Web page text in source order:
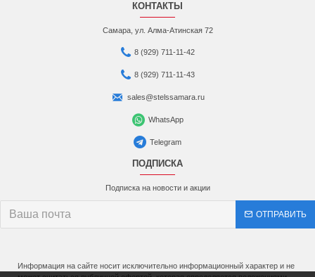
КОНТАКТЫ
Самара, ул. Алма-Атинская 72
8 (929) 711-11-42
8 (929) 711-11-43
sales@stelssamara.ru
WhatsApp
Telegram
ПОДПИСКА
Подписка на новости и акции
ОТПРАВИТЬ
Информация на сайте носит исключительно информационный характер и не